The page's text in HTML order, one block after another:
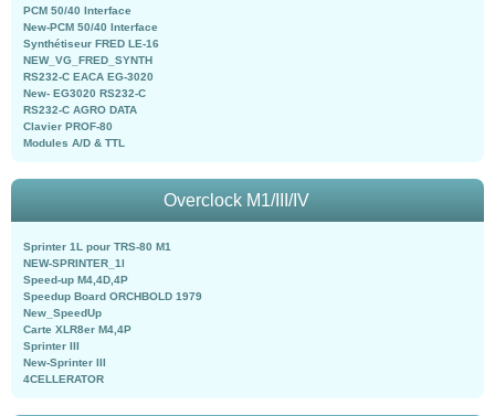
PCM 50/40 Interface
New-PCM 50/40 Interface
Synthétiseur FRED LE-16
NEW_VG_FRED_SYNTH
RS232-C EACA EG-3020
New- EG3020 RS232-C
RS232-C AGRO DATA
Clavier PROF-80
Modules A/D & TTL
Overclock M1/III/IV
Sprinter 1L pour TRS-80 M1
NEW-SPRINTER_1l
Speed-up M4,4D,4P
Speedup Board ORCHBOLD 1979
New_SpeedUp
Carte XLR8er M4,4P
Sprinter III
New-Sprinter III
4CELLERATOR